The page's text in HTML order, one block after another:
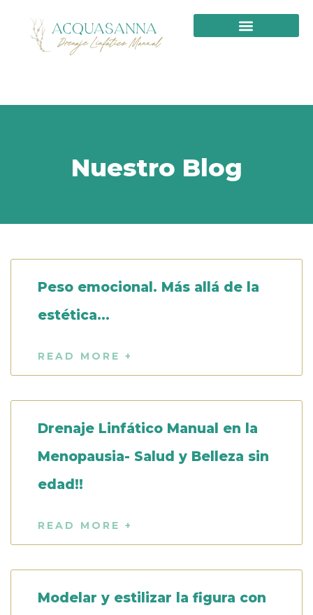
Nuestro Blog
Peso emocional. Más allá de la
estética…
READ MORE +
Drenaje Linfático Manual en la
Menopausia- Salud y Belleza sin
edad!!
READ MORE +
Modelar y estilizar la figura con